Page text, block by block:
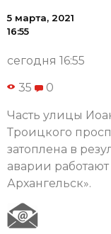
5 марта, 2021
16:55
сегодня 16:55
35 0
Часть улицы
Троицкого
затоплена в
аварии
Архангельск».